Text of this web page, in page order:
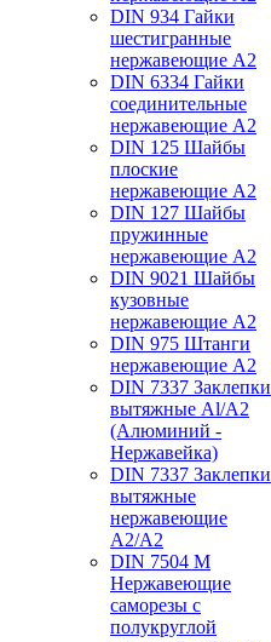
DIN 934 Гайки
шестигранные
нержавеющие А2
DIN 6334 Гайки
соединительные
нержавеющие А2
DIN 125 Шайбы
плоские
нержавеющие А2
DIN 127 Шайбы
пружинные
нержавеющие А2
DIN 9021 Шайбы
кузовные
нержавеющие А2
DIN 975 Штанги
нержавеющие А2
DIN 7337 Заклепки
вытяжные Al/A2
(Алюминий -
Нержавейка)
DIN 7337 Заклепки
вытяжные
нержавеющие
A2/A2
DIN 7504 M
Нержавеющие
саморезы с
полукруглой